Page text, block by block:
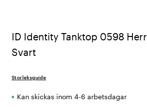
ID Identity Tanktop 0598 Herr
Svart
Storleksguide
Kan skickas inom 4-6 arbetsdagar